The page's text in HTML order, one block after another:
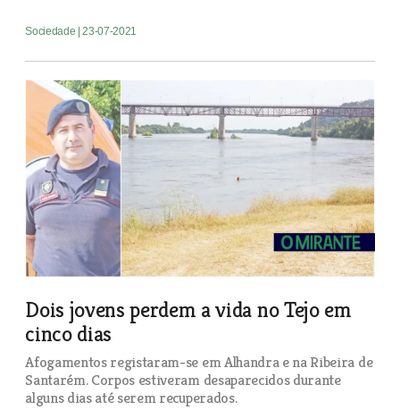
Sociedade | 23-07-2021
Dois jovens perdem a vida no Tejo em
cinco dias
Afogamentos registaram-se em Alhandra e na Ribeira de
Santarém. Corpos estiveram desaparecidos durante
alguns dias até serem recuperados.